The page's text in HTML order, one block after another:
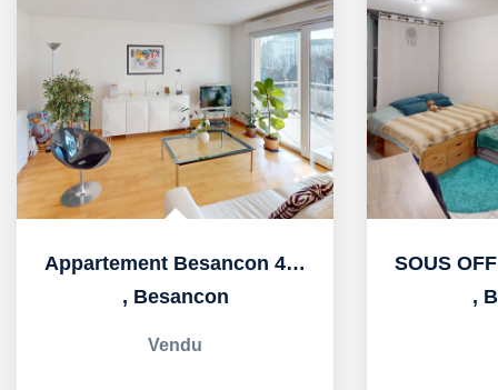
Appartement Besancon 4 pièces 98 m2
, Besancon
Vendu
,